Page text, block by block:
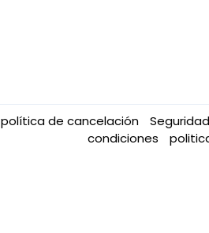
política de cancelación
condiciones